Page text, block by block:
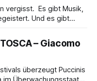
gibt Musik,
Und es gibt
Wiesbaden, an dem
d-Moll op. 15 mit
– Giacomo
überzeugt Puccinis